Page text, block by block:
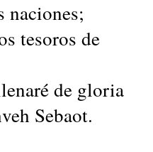
naciones;
tesoros de
de gloria
Sebaot.